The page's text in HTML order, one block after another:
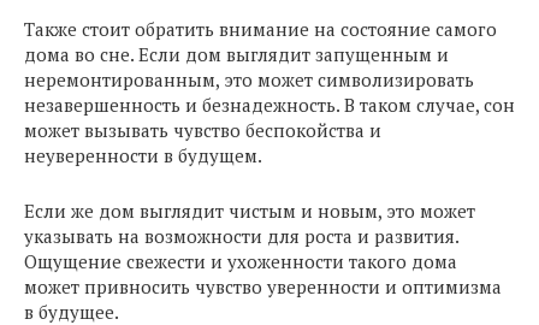
Также стоит обратить внимание на состояние самого
дома во сне. Если дом выглядит запущенным и
неремонтированным, это может символизировать
незавершенность и безнадежность. В таком случае, сон
может вызывать чувство беспокойства и
неуверенности в будущем.
Если же дом выглядит чистым и новым, это может
указывать на возможности для роста и развития.
Ощущение свежести и ухоженности такого дома
может привносить чувство уверенности и оптимизма
в будущее.